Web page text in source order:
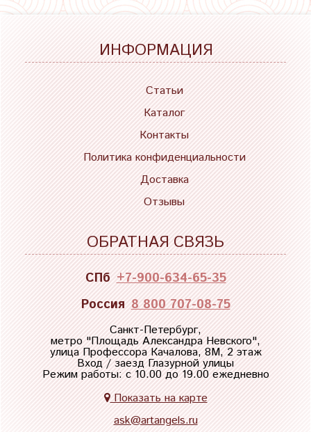
ИНФОРМАЦИЯ
Статьи
Каталог
Контакты
Политика конфиденциальности
Доставка
Отзывы
ОБРАТНАЯ СВЯЗЬ
СПб +7-900-634-65-35
Россия 8 800 707-08-75
Санкт-Петербург,
метро "Площадь Александра Невского",
улица Профессора Качалова, 8М, 2 этаж
Вход / заезд Глазурной улицы
Режим работы: с 10.00 до 19.00 ежедневно
Показать на карте
ask@artangels.ru